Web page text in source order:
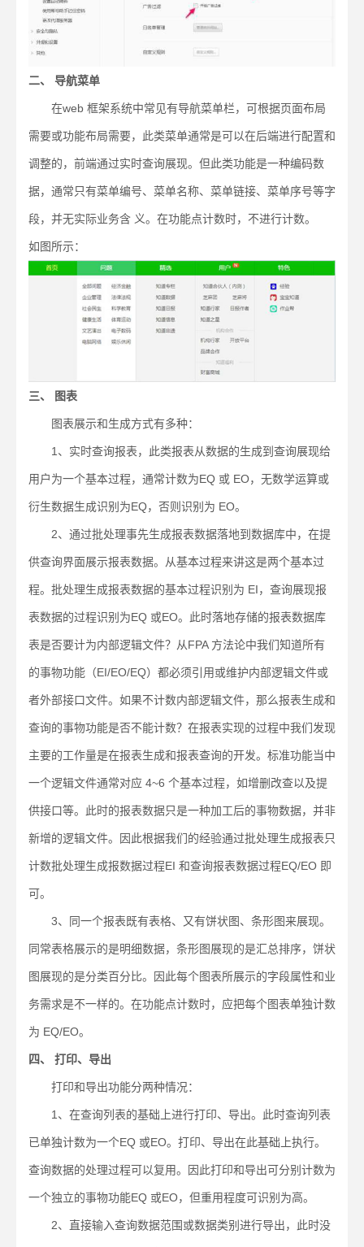
二、 导航菜单
在web 框架系统中常见有导航菜单栏，可根据页面布局
需要或功能布局需要，此类菜单通常是可以在后端进行配置和
调整的，前端通过实时查询展现。但此类功能是一种编码数
据，通常只有菜单编号、菜单名称、菜单链接、菜单序号等字
段，并无实际业务含 义。在功能点计数时，不进行计数。
如图所示：
三、 图表
图表展示和生成方式有多种：
1、实时查询报表，此类报表从数据的生成到查询展现给
用户为一个基本过程，通常计数为EQ 或 EO，无数学运算或
衍生数据生成识别为EQ，否则识别为 EO。
2、通过批处理事先生成报表数据落地到数据库中，在提
供查询界面展示报表数据。从基本过程来讲这是两个基本过
程。批处理生成报表数据的基本过程识别为 EI，查询展现报
表数据的过程识别为EQ 或EO。此时落地存储的报表数据库
表是否要计为内部逻辑文件？从FPA 方法论中我们知道所有
的事物功能（EI/EO/EQ）都必须引用或维护内部逻辑文件或
者外部接口文件。如果不计数内部逻辑文件，那么报表生成和
查询的事物功能是否不能计数？在报表实现的过程中我们发现
主要的工作量是在报表生成和报表查询的开发。标准功能当中
一个逻辑文件通常对应 4~6 个基本过程，如增删改查以及提
供接口等。此时的报表数据只是一种加工后的事物数据，并非
新增的逻辑文件。因此根据我们的经验通过批处理生成报表只
计数批处理生成报数据过程EI 和查询报表数据过程EQ/EO 即
可。
3、同一个报表既有表格、又有饼状图、条形图来展现。
同常表格展示的是明细数据，条形图展现的是汇总排序，饼状
图展现的是分类百分比。因此每个图表所展示的字段属性和业
务需求是不一样的。在功能点计数时，应把每个图表单独计数
为 EQ/EO。
四、 打印、导出
打印和导出功能分两种情况：
1、在查询列表的基础上进行打印、导出。此时查询列表
已单独计数为一个EQ 或EO。打印、导出在此基础上执行。
查询数据的处理过程可以复用。因此打印和导出可分别计数为
一个独立的事物功能EQ 或EO，但重用程度可识别为高。
2、直接输入查询数据范围或数据类别进行导出，此时没